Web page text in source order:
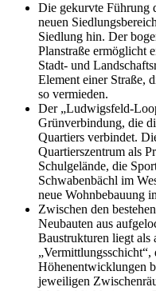
Die gekurvte Führung
neuen
Siedlung hin. Der
Planstraße ermöglicht
Stadt- und
Element einer Straße,
so vermieden.
Der „Ludwigsfeld-
Grünverbindung, die
Quartiers verbindet.
Quartierszentrum als
Schulgelände, die
Schwabenbächl im
neue Wohnbebauung
Zwischen den
Neubauten aus
Baustrukturen liegt als
Höhenentwicklungen
jeweiligen